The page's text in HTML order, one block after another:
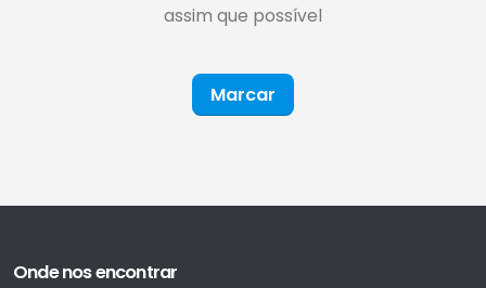
assim que possível
Marcar
Onde nos encontrar